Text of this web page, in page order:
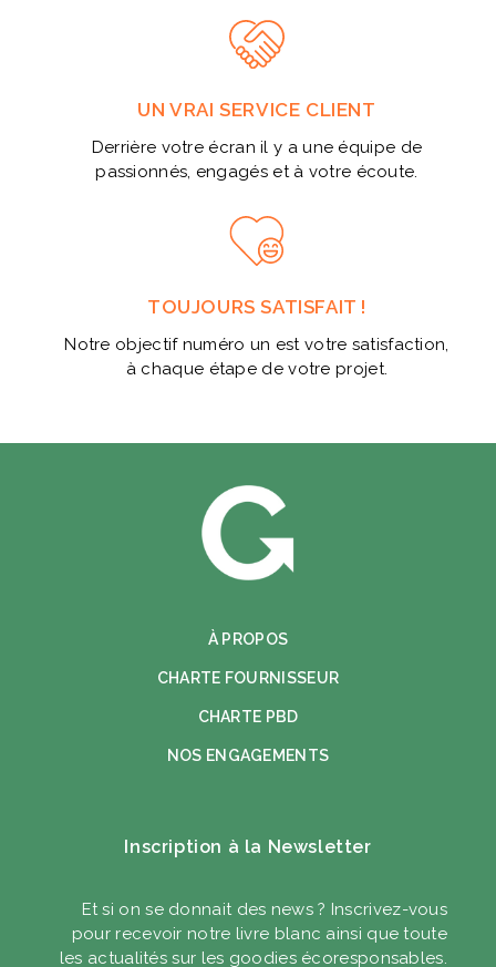
UN VRAI SERVICE CLIENT
Derrière votre écran il y a une équipe de
passionnés, engagés et à votre écoute.
TOUJOURS SATISFAIT !
Notre objectif numéro un est votre satisfaction,
à chaque étape de votre projet.
À PROPOS
CHARTE FOURNISSEUR
CHARTE PBD
NOS ENGAGEMENTS
Inscription à la Newsletter
Et si on se donnait des news ? Inscrivez-vous
pour recevoir notre livre blanc ainsi que toute
les actualités sur les goodies écoresponsables.